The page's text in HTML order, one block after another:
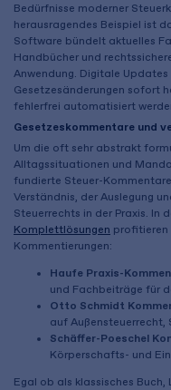
Bedürfnisse moderner
herausragendes Beispiel ist
Software bündelt aktuelles
Handbücher und
Anwendung. Digitale
Gesetzesänderungen sofort
fehlerfrei automatisiert
Gesetzeskommentare und
Um die oft sehr abstrakt
Alltagssituationen und
fundierte Steuer-
Verständnis, der Auslegung
Steuerrechts in der Praxis. In
Komplettlösungen profitieren
Kommentierungen:
Haufe Praxis-
und Fachbeiträge für
Otto Schmidt
auf Außensteuerrecht,
Schäffer-Poeschel
Körperschafts- und
Egal ob als klassisches